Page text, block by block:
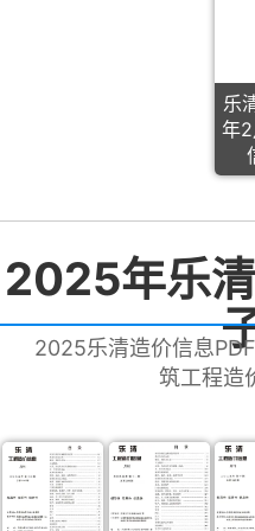
乐
年
2025年乐
2025乐清造价信息
筑工程造